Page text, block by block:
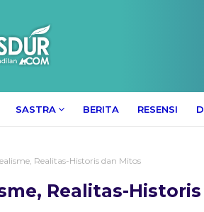
SASTRA BERITA RESENSI
Realitas-Historis dan Mitos
Realitas-